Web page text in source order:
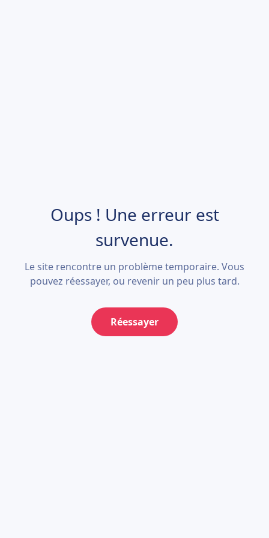
Oups ! Une erreur est
survenue.
Le site rencontre un problème temporaire. Vous
pouvez réessayer, ou revenir un peu plus tard.
Réessayer